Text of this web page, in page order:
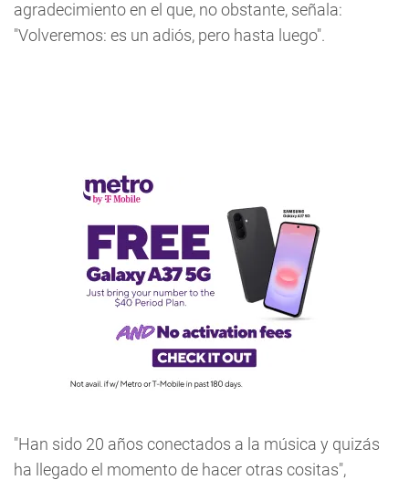
agradecimiento en el que, no obstante, señala:
"Volveremos: es un adiós, pero hasta luego".
"Han sido 20 años conectados a la música y quizás
ha llegado el momento de hacer otras cositas",